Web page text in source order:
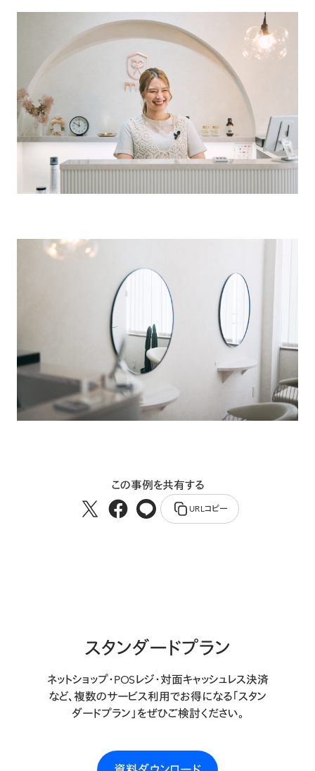
この事例を共有する
URLコピー
スタンダードプラン
ネットショップ・POSレジ・対面キャッシュレス決済
など、複数のサービス利用でお得になる「スタン
ダードプラン」をぜひご検討ください。